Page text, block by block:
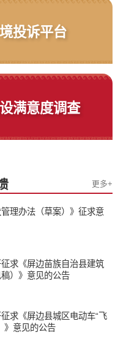
投诉平台
满意度调查
更多+
理办法（草案）》征求意
求《屏边苗族自治县建筑
）》意见的公告
求《屏边县城区电动车“飞
》意见的公告